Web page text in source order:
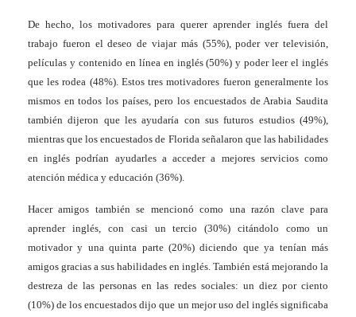
De hecho, los motivadores para querer aprender inglés fuera del
trabajo fueron el deseo de viajar más (55%), poder ver televisión,
películas y contenido en línea en inglés (50%) y poder leer el inglés
que les rodea (48%). Estos tres motivadores fueron generalmente los
mismos en todos los países, pero los encuestados de Arabia Saudita
también dijeron que les ayudaría con sus futuros estudios (49%),
mientras que los encuestados de Florida señalaron que las habilidades
en inglés podrían ayudarles a acceder a mejores servicios como
atención médica y educación (36%).
Hacer amigos también se mencionó como una razón clave para
aprender inglés, con casi un tercio (30%) citándolo como un
motivador y una quinta parte (20%) diciendo que ya tenían más
amigos gracias a sus habilidades en inglés. También está mejorando la
destreza de las personas en las redes sociales: un diez por ciento
(10%) de los encuestados dijo que un mejor uso del inglés significaba